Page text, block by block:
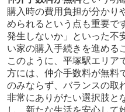
購入時の費用負担が分かり
められるという点も重要で
発生しないか」といった不
い家の購入手続きを進める
このように、平塚駅エリア
方には、仲介手数料が無料
のみならず、バランスの取
非常にありがたい選択肢と